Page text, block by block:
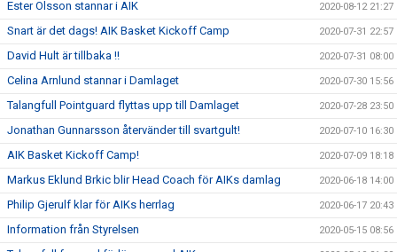
Ester Olsson stannar i AIK 2020-08-12 21:27
Snart är det dags! AIK Basket Kickoff Camp 2020-07-31 22:57
David Hult är tillbaka !! 2020-07-31 08:00
Celina Arnlund stannar i Damlaget 2020-07-30 15:56
Talangfull Pointguard flyttas upp till Damlaget 2020-07-28 23:50
Jonathan Gunnarsson återvänder till svartgult! 2020-07-10 16:30
AIK Basket Kickoff Camp! 2020-07-09 18:18
Markus Eklund Brkic blir Head Coach för AIKs damlag 2020-06-18 14:00
Philip Gjerulf klar för AIKs herrlag 2020-06-17 20:43
Information från Styrelsen 2020-05-15 08:56